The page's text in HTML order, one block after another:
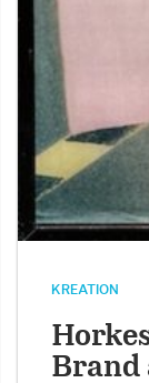
KREATION
Brand